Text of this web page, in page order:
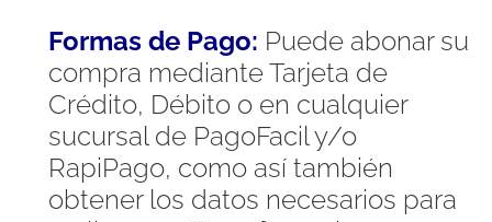
Formas de Pago: Puede abonar su
compra mediante Tarjeta de
Crédito, Débito o en cualquier
sucursal de PagoFacil y/o
RapiPago, como así también
obtener los datos necesarios para